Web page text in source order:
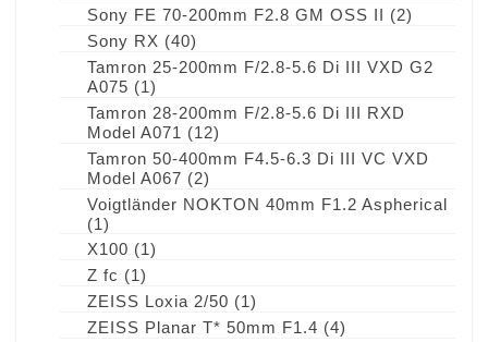
Sony FE 70-200mm F2.8 GM OSS II (2)
Sony RX (40)
Tamron 25-200mm F/2.8-5.6 Di III VXD G2
A075 (1)
Tamron 28-200mm F/2.8-5.6 Di III RXD
Model A071 (12)
Tamron 50-400mm F4.5-6.3 Di III VC VXD
Model A067 (2)
Voigtländer NOKTON 40mm F1.2 Aspherical
(1)
X100 (1)
Z fc (1)
ZEISS Loxia 2/50 (1)
ZEISS Planar T* 50mm F1.4 (4)